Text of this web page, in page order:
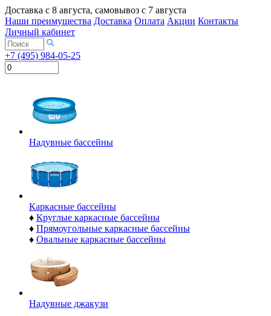
Доставка с 8 августа, самовывоз с 7 августа
Наши преимущества Доставка Оплата Акции Контакты
Личный кабинет
+7 (495) 984-05-25
Надувные бассейны
Каркасные бассейны
♦ Круглые каркасные бассейны
♦ Прямоугольные каркасные бассейны
♦ Овальные каркасные бассейны
Надувные джакузи